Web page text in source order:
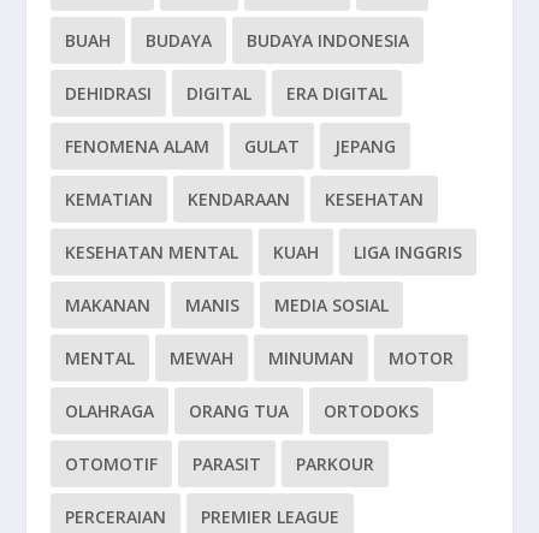
BUAH BUDAYA BUDAYA INDONESIA
DEHIDRASI DIGITAL ERA DIGITAL
FENOMENA ALAM GULAT JEPANG
KEMATIAN KENDARAAN KESEHATAN
KESEHATAN MENTAL KUAH LIGA INGGRIS
MAKANAN MANIS MEDIA SOSIAL
MENTAL MEWAH MINUMAN MOTOR
OLAHRAGA ORANG TUA ORTODOKS
OTOMOTIF PARASIT PARKOUR
PERCERAIAN PREMIER LEAGUE